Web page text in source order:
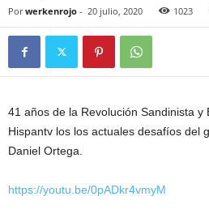
Por werkenrojo - 20 julio, 2020 1023
41 años de la Revolución Sandinista y
Hispantv los los actuales desafíos del
Daniel Ortega.
https://youtu.be/0pADkr4vmyM